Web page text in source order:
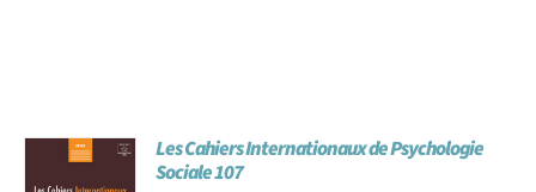
Les Cahiers Internationaux de Psychologie
Sociale 107